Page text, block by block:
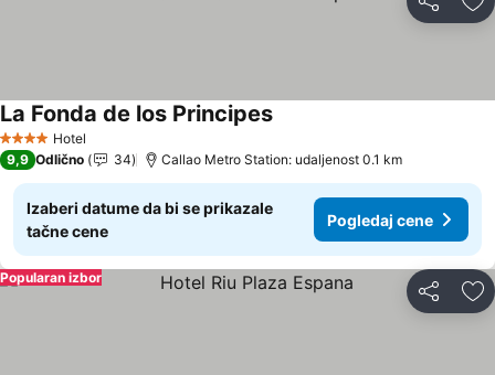
Deli
4 ZvezdiceHotel
La Fonda de los PrincipesPogledaj cene
9,9 Odlično 34 Callao Metro Station: udaljenost 0.1 km
Izaberi datume da bi se prikazale
tačne cene
Pogledaj cene
Deli
Popularan izbor